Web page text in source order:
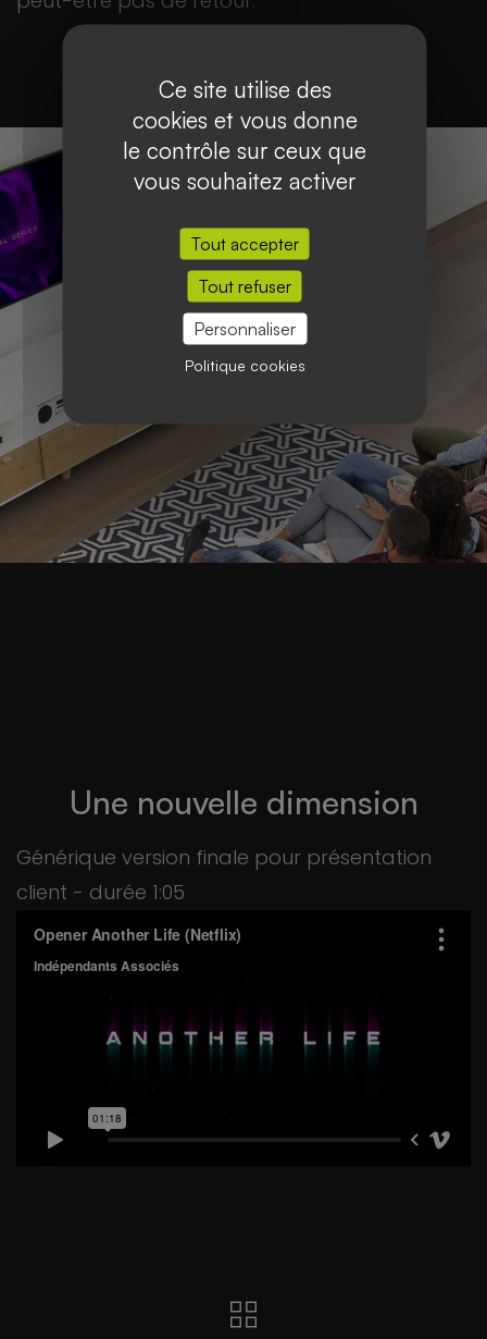
Une nouvelle dimension
Générique version finale pour présentation
client - durée 1:05
Ce site utilise des
cookies et vous donne
le contrôle sur ceux que
vous souhaitez activer
Tout accepter
Tout refuser
Personnaliser
Politique cookies